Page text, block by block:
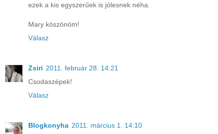
ezek a kis egyszerűek is jólesnek néha.
Mary köszönöm!
Válasz
Zsiri 2011. február 28. 14:21
Csodaszépek!
Válasz
Blogkonyha 2011. március 1. 14:10